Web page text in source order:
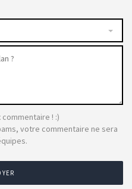
! :)
votre commentaire ne sera